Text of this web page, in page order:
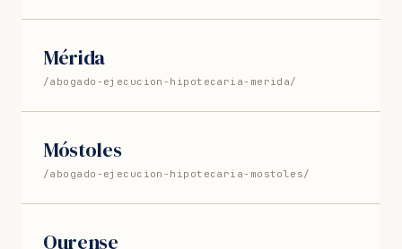
Mérida
/abogado-ejecucion-hipotecaria-merida/
Móstoles
/abogado-ejecucion-hipotecaria-mostoles/
Ourense